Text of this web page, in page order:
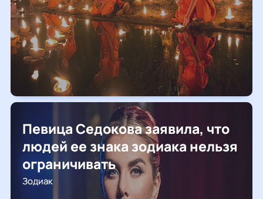
Певица Седокова заявила, что
людей ее знака зодиака нельзя
ограничивать
Зодиак